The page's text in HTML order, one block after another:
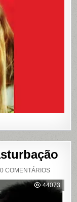
COMENTÁRIOSEM
WEB:
ÚLTIMA
44073